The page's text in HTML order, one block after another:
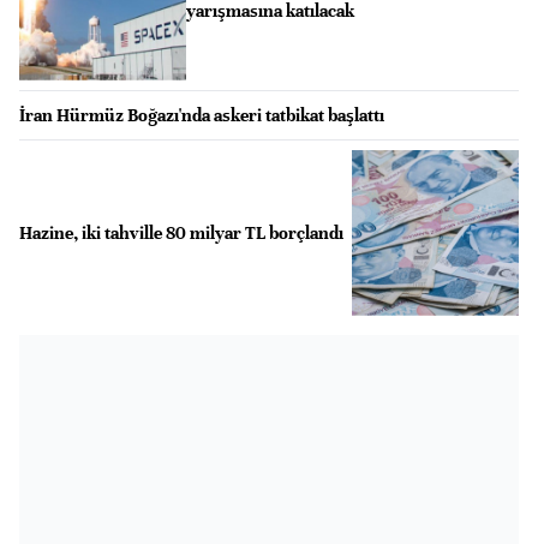
yarışmasına katılacak
İran Hürmüz Boğazı'nda askeri tatbikat başlattı
Hazine, iki tahville 80 milyar TL borçlandı